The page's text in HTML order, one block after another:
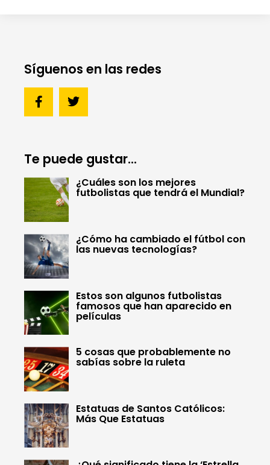
Síguenos en las redes
Te puede gustar...
¿Cuáles son los mejores
futbolistas que tendrá el Mundial?
¿Cómo ha cambiado el fútbol con
las nuevas tecnologías?
Estos son algunos futbolistas
famosos que han aparecido en
películas
5 cosas que probablemente no
sabías sobre la ruleta
Estatuas de Santos Católicos:
Más Que Estatuas